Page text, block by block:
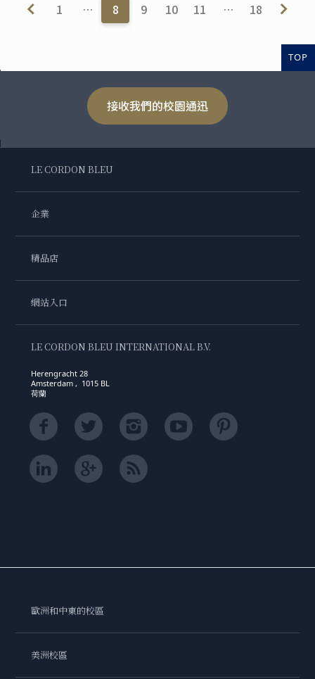
1 … 8 9 10 11 … 18
TOP
接收我們的校園通迅
LE CORDON BLEU
企業
精品店
網站入口
LE CORDON BLEU INTERNATIONAL B.V.
Herengracht 28
Amsterdam , 1015 BL
荷蘭
歐洲和中東的校區
美洲校區